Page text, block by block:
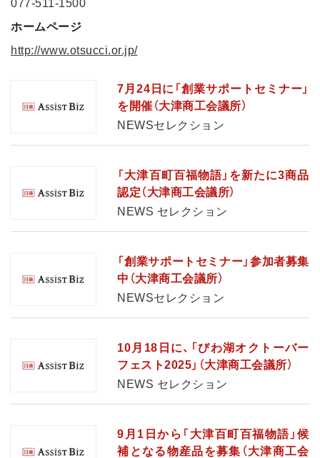
077-511-1500
ホームページ
http://www.otsucci.or.jp/
7月24日に「創業サポートセミナー」
を開催（大津商工会議所）
NEWSセレクション
「大津百町百福物語」を新たに3商品
認定（大津商工会議所）
NEWS セレクション
「創業サポートセミナー」参加者募集
中（大津商工会議所）
NEWSセレクション
10月18日に、「びわ湖オクトーバー
フェスト2025」（大津商工会議所）
NEWS セレクション
9月1日から「大津百町百福物語」候
補となる物産品を募集（大津商工会